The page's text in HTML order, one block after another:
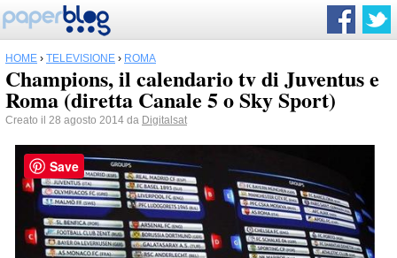
HOME › TELEVISIONE › ROMA
Champions, il calendario tv di Juventus e
Roma (diretta Canale 5 o Sky Sport)
Creato il 28 agosto 2014 da Digitalsat
Save